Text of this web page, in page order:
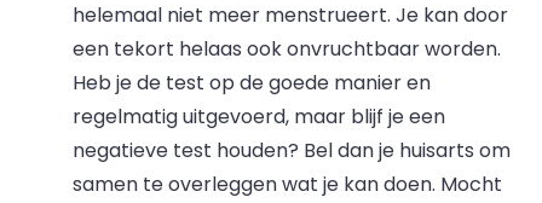
helemaal niet meer menstrueert. Je kan door
een tekort helaas ook onvruchtbaar worden.
Heb je de test op de goede manier en
regelmatig uitgevoerd, maar blijf je een
negatieve test houden? Bel dan je huisarts om
samen te overleggen wat je kan doen. Mocht